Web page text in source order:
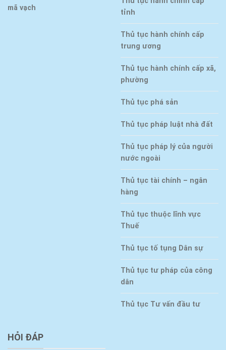
mã vạch
tỉnh
Thủ tục hành chính cấp
trung ương
Thủ tục hành chính cấp xã,
phường
Thủ tục phá sản
Thủ tục pháp luật nhà đất
Thủ tục pháp lý của người
nước ngoài
Thủ tục tài chính – ngân
hàng
Thủ tục thuộc lĩnh vực
Thuế
Thủ tục tố tụng Dân sự
Thủ tục tư pháp của công
dân
Thủ tục Tư vấn đầu tư
HỎI ĐÁP